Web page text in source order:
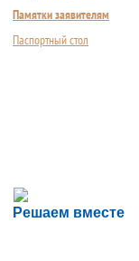
Памятки заявителям
Паспортный стол
Решаем вместе
Сложности с
Сообщите об этом